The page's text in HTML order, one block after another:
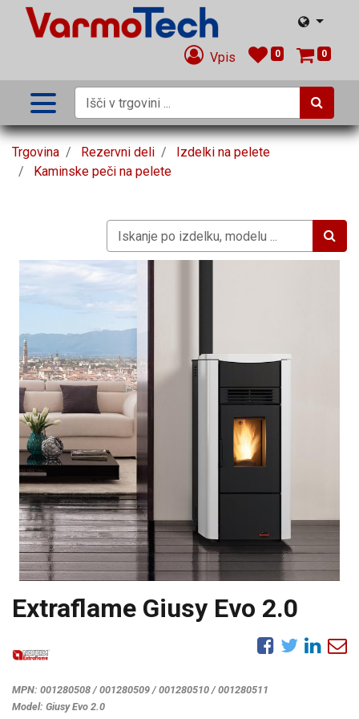
Vpis 0 0
Trgovina Rezervni deli
Izdelki na pelete
Kaminske peči na pelete
Extraflame Giusy Evo 2.0
MPN: 001280508 / 001280509 / 001280510 / 001280511
Model: Giusy Evo 2.0